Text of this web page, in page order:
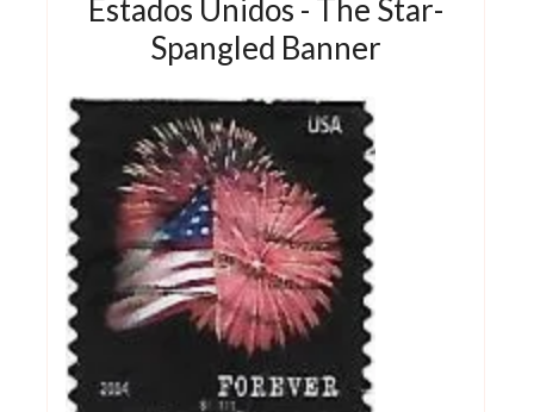
Estados Unidos - The Star-
Spangled Banner